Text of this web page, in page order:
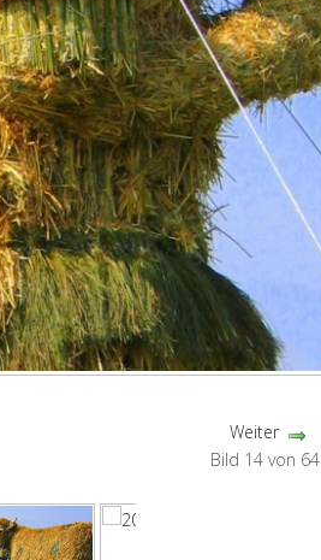
Weiter
Bild 14 von 64